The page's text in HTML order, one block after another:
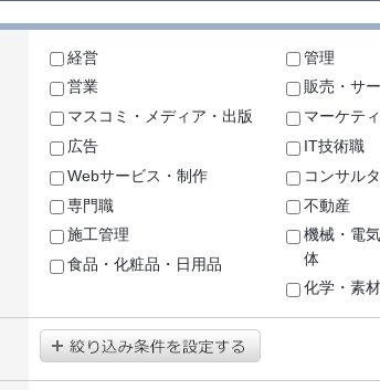
経営
営業
マスコミ・メディア・出版
広告
Webサービス・制作
専門職
施工管理
食品・化粧品・日用品
管理
販売・サ
マーケテ
IT技術職
コンサル
不動産
機械・電
体
化学・素材